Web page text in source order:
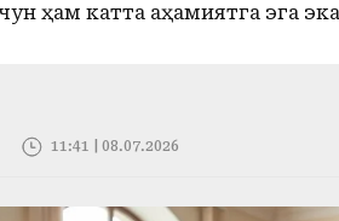
ҳам катта аҳамиятга эга
11:41 | 08.07.2026